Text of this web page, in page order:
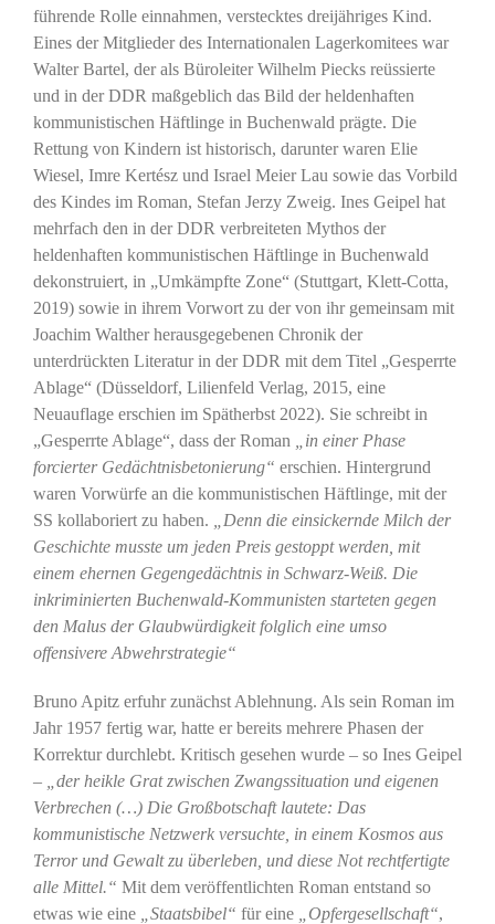
führende Rolle einnahmen, verstecktes dreijähriges Kind.
Eines der Mitglieder des Internationalen Lagerkomitees war
Walter Bartel, der als Büroleiter Wilhelm Piecks reüssierte
und in der DDR maßgeblich das Bild der heldenhaften
kommunistischen Häftlinge in Buchenwald prägte. Die
Rettung von Kindern ist historisch, darunter waren Elie
Wiesel, Imre Kertész und Israel Meier Lau sowie das Vorbild
des Kindes im Roman, Stefan Jerzy Zweig. Ines Geipel hat
mehrfach den in der DDR verbreiteten Mythos der
heldenhaften kommunistischen Häftlinge in Buchenwald
dekonstruiert, in „Umkämpfte Zone“ (Stuttgart, Klett-Cotta,
2019) sowie in ihrem Vorwort zu der von ihr gemeinsam mit
Joachim Walther herausgegebenen Chronik der
unterdrückten Literatur in der DDR mit dem Titel „Gesperrte
Ablage“ (Düsseldorf, Lilienfeld Verlag, 2015, eine
Neuauflage erschien im Spätherbst 2022). Sie schreibt in
„Gesperrte Ablage“, dass der Roman
„in einer Phase
forcierter Gedächtnisbetonierung“ erschien. Hintergrund
waren Vorwürfe an die kommunistischen Häftlinge, mit der
SS kollaboriert zu haben.
„Denn die einsickernde Milch der
Geschichte musste um jeden Preis gestoppt werden, mit
einem ehernen Gegengedächtnis in Schwarz-Weiß. Die
inkriminierten Buchenwald-Kommunisten starteten gegen
den Malus der Glaubwürdigkeit folglich eine umso
offensivere Abwehrstrategie“
Bruno Apitz erfuhr zunächst Ablehnung. Als sein Roman im
Jahr 1957 fertig war, hatte er bereits mehrere Phasen der
Korrektur durchlebt. Kritisch gesehen wurde – so Ines Geipel
–
„der heikle Grat zwischen Zwangssituation und eigenen
Verbrechen (…) Die Großbotschaft lautete: Das
kommunistische Netzwerk versuchte, in einem Kosmos aus
Terror und Gewalt zu überleben, und diese Not rechtfertigte
alle Mittel.“ Mit dem veröffentlichten Roman entstand so
etwas wie eine
„Staatsbibel“ für eine „Opfergesellschaft“,